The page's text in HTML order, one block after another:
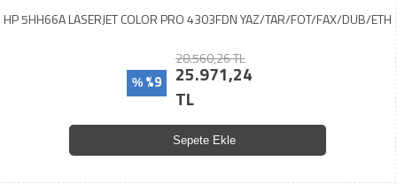
HP 5HH66A LASERJET COLOR PRO 4303FDN YAZ/TAR/FOT/FAX/DUB/ETH
% %9
28.560,26 TL
25.971,24
TL
Sepete Ekle